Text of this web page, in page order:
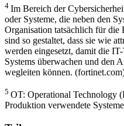
4 Im Bereich der
oder Systeme, die neben den
Organisation tatsächlich für
sind so gestaltet, dass sie wie
werden eingesetzt, damit die
Systems überwachen und den
wegleiten können.
5 OT: Operational Technology
Produktion verwendete